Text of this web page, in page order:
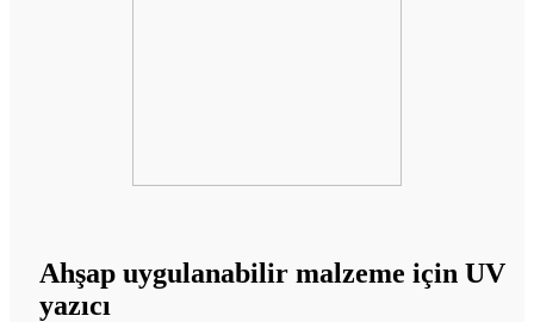
Ahşap uygulanabilir malzeme için UV
yazıcı